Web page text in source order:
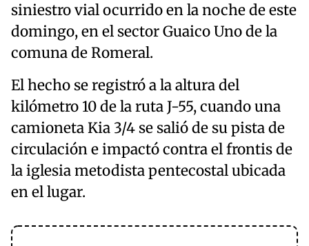
siniestro vial ocurrido en la noche de este
domingo, en el sector Guaico Uno de la
comuna de Romeral.
El hecho se registró a la altura del
kilómetro 10 de la ruta J-55, cuando una
camioneta Kia 3/4 se salió de su pista de
circulación e impactó contra el frontis de
la iglesia metodista pentecostal ubicada
en el lugar.